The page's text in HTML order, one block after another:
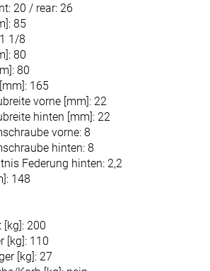
20 / rear: 26
85
1/8
80
80
165
vorne [mm]: 22
hinten [mm]: 22
vorne: 8
hinten: 8
Federung hinten: 2,2
148
200
[kg]: 110
[kg]: 27